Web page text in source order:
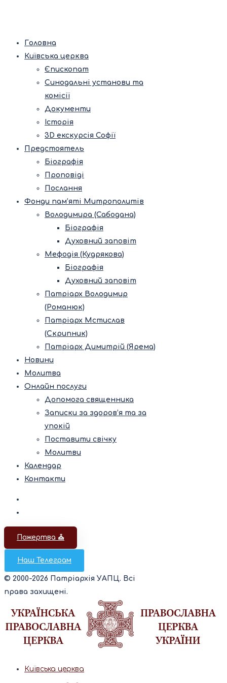
Головна
Київська церква
Єпископат
Синодальні установи та
комісії
Документи
Історія
3D екскурсія Софії
Предстоятель
Біографія
Проповіді
Послання
Фонди пам’яті Митрополитів
Володимира (Сабодана)
Біографія
Духовний заповіт
Мефодія (Кудрякова)
Біографія
Духовний заповіт
Патріарх Володимир
(Романюк)
Патріарх Мстислав
(Скрипник)
Патріарх Димитрій (Ярема)
Новини
Молитва
Онлайн послуги
Допомога священника
Записки за здоров’я та за
упокій
Поставити свічку
Молитви
Календар
Контакти
Пожертва ⛪️
Наш Телеграм
© 2000-2026 Патріархія УАПЦ. Всі
права захищені.
Київська церква